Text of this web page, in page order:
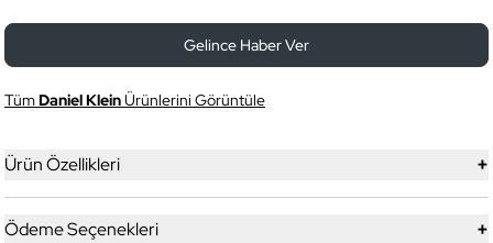
Gelince Haber Ver
TümDaniel KleinÜrünlerini Görüntüle
Ürün Özellikleri +
Ödeme Seçenekleri +